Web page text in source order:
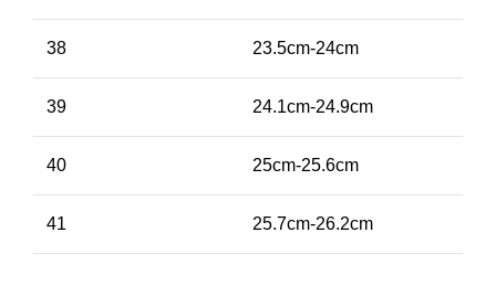
38 23.5cm-24cm
39 24.1cm-24.9cm
40 25cm-25.6cm
41 25.7cm-26.2cm